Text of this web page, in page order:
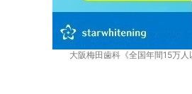
大阪梅田歯科《全国年間15万人